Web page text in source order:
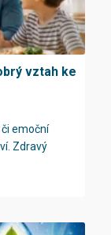
vztah ke
emoční
Zdravý